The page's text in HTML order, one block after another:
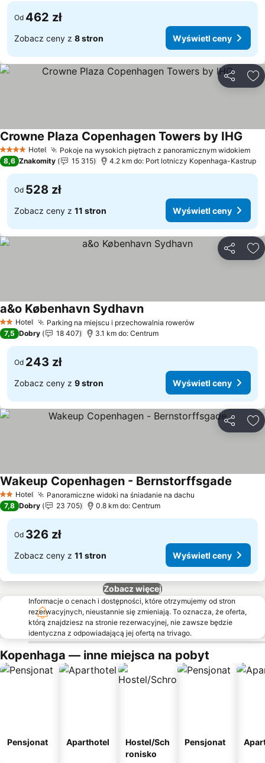
Od 462 zł
Zobacz ceny z 8 stron Wyświetl ceny
4 KategoriaHotel Pokoje na wysokich piętrach z panoramicznym widokiem
Crowne Plaza Copenhagen Towers by IHG
8,6 Znakomity 15 315 4.2 km do: Port lotniczy Kopenhaga-Kastrup
Od 528 zł
Zobacz ceny z 11 stron Wyświetl ceny
2 Kategoria
Hotel Parking na miejscu i przechowalnia rowerów
a&o København Sydhavn
7,5 Dobry 18 407 3.1 km do: Centrum
Od 243 zł
Zobacz ceny z 9 stron Wyświetl ceny
2 Kategoria
Hotel Panoramiczne widoki na śniadanie na dachu
Wakeup Copenhagen - Bernstorffsgade
7,8 Dobry 23 705 0.8 km do: Centrum
Od 326 zł
Zobacz ceny z 11 stron Wyświetl ceny
Zobacz więcej
Informacje o cenach i dostępności, które otrzymujemy od stron
rezerwacyjnych, nieustannie się zmieniają. To oznacza, że oferta,
którą znajdziesz na stronie rezerwacyjnej, nie zawsze będzie
identyczna z odpowiadającą jej ofertą na trivago.
Kopenhaga — inne miejsca na pobyt
Pensjonat Aparthotel
Hostel/Sch
ronisko
Pensjonat